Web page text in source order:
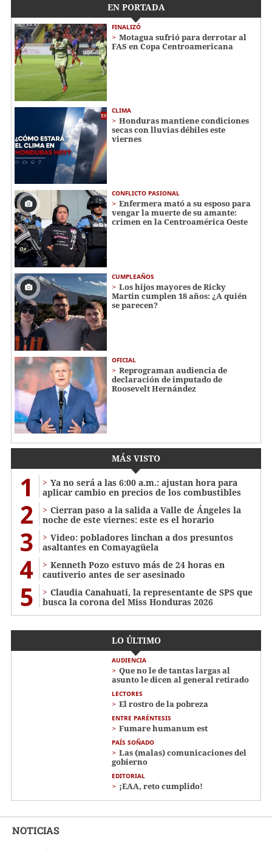
EN PORTADA
FINALIZÓ
Motagua sufrió para derrotar al
FAS en Copa Centroamericana
CLIMA
Honduras mantiene condiciones
secas con lluvias débiles este
viernes
CONFLICTO PASIONAL
Enfermera mató a su esposo para
vengar la muerte de su amante:
crimen en la Centroamérica Oeste
CUMPLEAÑOS
Los hijos mayores de Ricky
Martin cumplen 18 años: ¿A quién
se parecen?
OFICIAL
Reprograman audiencia de
declaración de imputado de
Roosevelt Hernández
MÁS VISTO
1
Ya no será a las 6:00 a.m.: ajustan hora para
aplicar cambio en precios de los combustibles
2
Cierran paso a la salida a Valle de Ángeles la
noche de este viernes: este es el horario
3
Video: pobladores linchan a dos presuntos
asaltantes en Comayagüela
4
Kenneth Pozo estuvo más de 24 horas en
cautiverio antes de ser asesinado
5
Claudia Canahuati, la representante de SPS que
busca la corona del Miss Honduras 2026
LO ÚLTIMO
AUDIENCIA
Que no le de tantas largas al
asunto le dicen al general retirado
LECTORES
El rostro de la pobreza
ENTRE PARÉNTESIS
Fumare humanum est
PAÍS SOÑADO
Las (malas) comunicaciones del
gobierno
EDITORIAL
¡EAA, reto cumplido!
NOTICIAS